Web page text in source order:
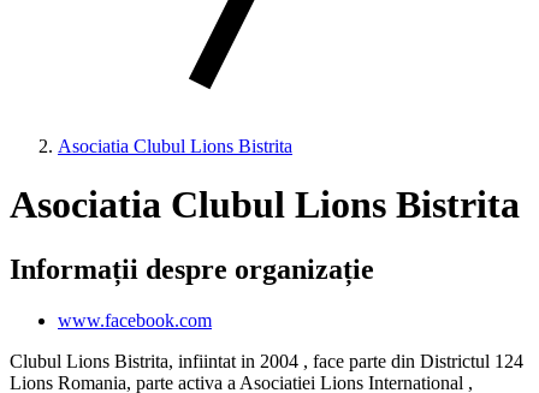
Asociatia Clubul Lions Bistrita
Asociatia Clubul Lions Bistrita
Informații despre organizație
www.facebook.com
Clubul Lions Bistrita, infiintat in 2004 , face parte din Districtul 124
Lions Romania, parte activa a Asociatiei Lions International ,